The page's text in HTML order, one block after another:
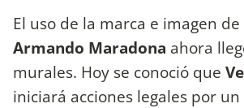
El uso de la marca e imagen de
Armando Maradona ahora
murales. Hoy se conoció que
iniciará acciones legales por